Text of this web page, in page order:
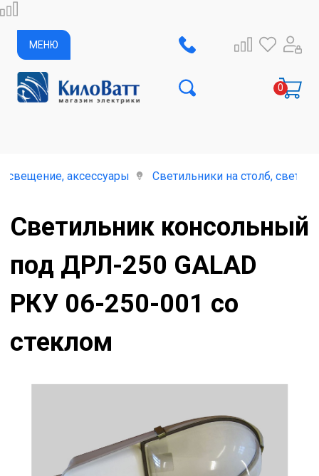
МЕНЮ
аксессуары Светильники на столб,
Светильник консольный
под ДРЛ-250 GALAD
РКУ 06-250-001 со
стеклом